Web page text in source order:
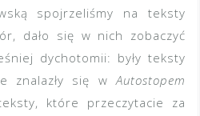
spojrzeliśmy na teksty
dało się w nich zobaczyć
dychotomii: były teksty
znalazły się wAutostopem
które przeczytacie za